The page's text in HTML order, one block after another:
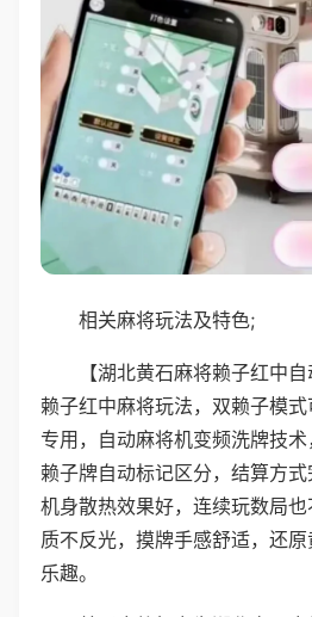
相关麻将玩法及特色;
【湖北黄石麻将赖子红中
赖子红中麻将玩法，双赖子模
专用，自动麻将机变频洗牌技术
赖子牌自动标记区分，结算方式
机身散热效果好，连续玩数局
质不反光，摸牌手感舒适，还
乐趣。